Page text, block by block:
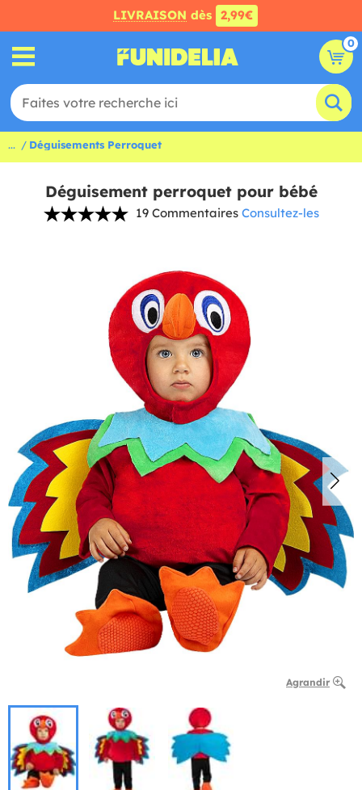
LIVRAISON dès 2,99€
0
... Déguisements Perroquet
Déguisement perroquet pour bébé
19 Commentaires Consultez-les
Agrandir